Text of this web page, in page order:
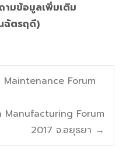
มข้อมูลเพิ่มเติม
ตรฤดี)
Maintenance Forum
Manufacturing Forum
2017 จ.อยุธยา →